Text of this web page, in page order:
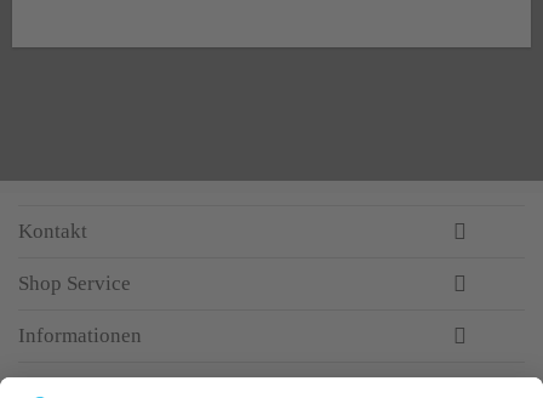
Kontakt
Shop Service
Informationen